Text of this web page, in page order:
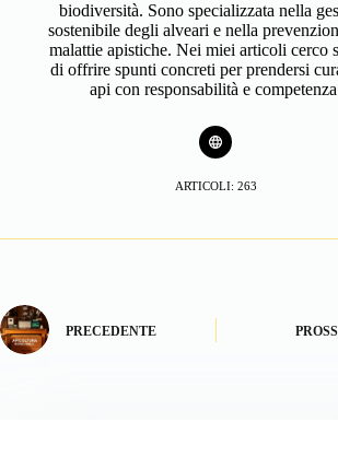
biodiversità. Sono specializzata nella
sostenibile degli alveari e nella
malattie apistiche. Nei miei articoli cerco
di offrire spunti concreti per prendersi
api con responsabilità e
ARTICOLI: 263
PRECEDENTE